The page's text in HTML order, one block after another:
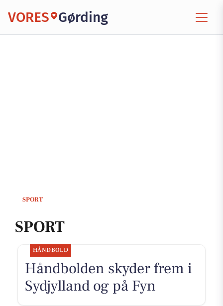
VORES Gørding
SPORT
SPORT
HÅNDBOLD
Håndbolden skyder frem i
Sydjylland og på Fyn